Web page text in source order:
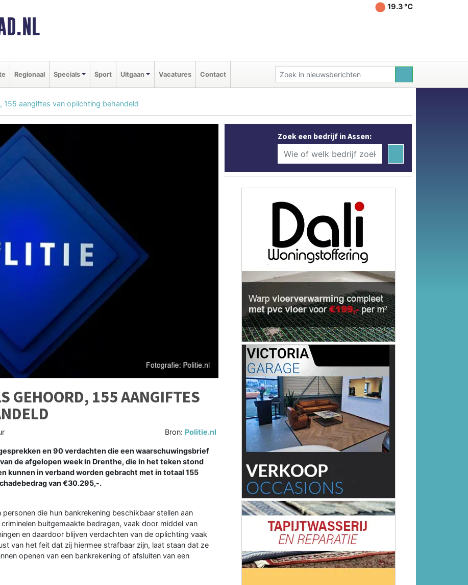
19.3 ℃
Regionaal Specials Sport Uitgaan Vacatures Contact
155 aangiftes van oplichting behandeld
GEHOORD, 155 AANGIFTES
Bron: Politie.nl
en 90 verdachten die een waarschuwingsbrief
de afgelopen week in Drenthe, die in het teken stond
kunnen in verband worden gebracht met in totaal 155
van €30.295,-.
die hun bankrekening beschikbaar stellen aan
buitgemaakte bedragen, vaak door middel van
en daardoor blijven verdachten van de oplichting vaak
van het feit dat zij hiermee strafbaar zijn, laat staan dat ze
openen van een bankrekening of afsluiten van een
Zoek een bedrijf in Assen: